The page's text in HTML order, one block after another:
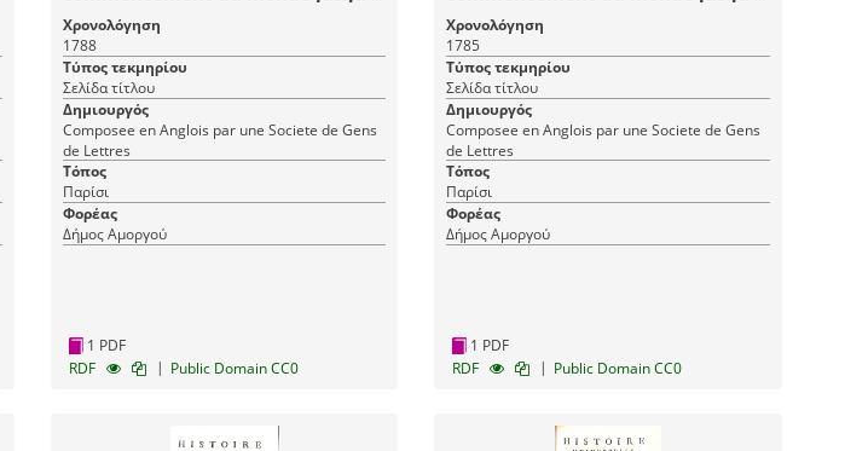
présent: Tome Soixante-Douzieme
(72) Histoire Moderne - Histoire
Universelle 112
Χρονολόγηση
1788
Τύπος τεκμηρίου
Σελίδα τίτλου
Δημιουργός
Composee en Anglois par une Societe de Gens
de Lettres
Τόπος
Παρίσι
Φορέας
Δήμος Αμοργού
1 PDF
RDF
| Public Domain CC0
présent: Tome Quarante-
Deuxieme (42) Histoire Moderne -
Histoire Universelle 82
Χρονολόγηση
1785
Τύπος τεκμηρίου
Σελίδα τίτλου
Δημιουργός
Composee en Anglois par une Societe de Gens
de Lettres
Τόπος
Παρίσι
Φορέας
Δήμος Αμοργού
1 PDF
RDF
| Public Domain CC0